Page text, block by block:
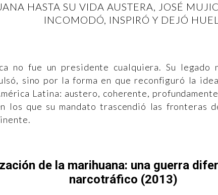
HASTA SU VIDA AUSTERA, JOSÉ
INCOMODÓ, INSPIRÓ Y DEJÓ
no fue un presidente cualquiera. Su
sino por la forma en que reconfiguró la
Latina: austero, coherente,
los que su mandato trascendió las fronteras
de la marihuana: una guerra
narcotráfico (2013)